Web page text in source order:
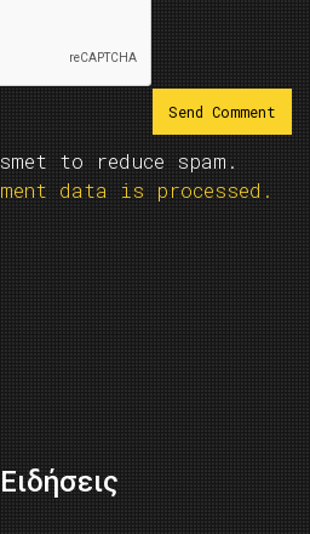
to reduce spam.
data is processed.